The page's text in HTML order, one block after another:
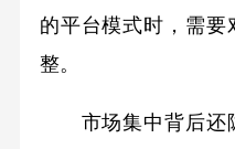
的平台模式时，需要
整。
市场集中背后还